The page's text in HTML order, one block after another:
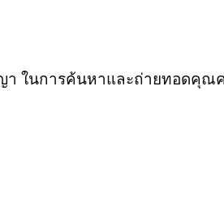
า ในการค้นหาและถ่ายทอดคุณ